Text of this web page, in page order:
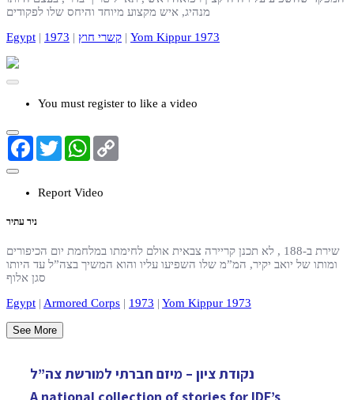
מנהיג, איש מקצוע מיוחד והיחס שלו לפקודים
Egypt | קשרי חוץ |
1973 | Yom Kippur 1973
You must register to like a video
Facebook
TwitterWhatsApp
Report Video
ניר עתיר
שירת ב-188 , לא תכנן קריירה צבאית אולם לחימתו במלחמת יום הכיפורים
ומותו של יואב יקיר, המ”מ שלו השפיעו עליו והוא המשיך בצה”ל עד היותו
סגן אלוף
Egypt | Armored Corps | 1973 | Yom Kippur 1973
See More
נקודת ציון – מיזם חברתי למורשת צה”ל